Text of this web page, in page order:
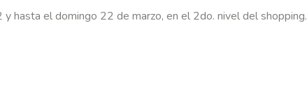
hasta el domingo 22 de marzo, en el 2do. nivel del shopping.